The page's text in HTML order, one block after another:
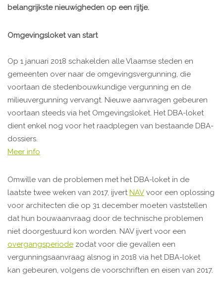
belangrijkste nieuwigheden op een rijtje.
Omgevingsloket van start
Op 1 januari 2018 schakelden alle Vlaamse steden en
gemeenten over naar de omgevingsvergunning, die
voortaan de stedenbouwkundige vergunning en de
milieuvergunning vervangt. Nieuwe aanvragen gebeuren
voortaan steeds via het Omgevingsloket. Het DBA-loket
dient enkel nog voor het raadplegen van bestaande DBA-
dossiers.
Meer info
Omwille van de problemen met het DBA-loket in de
laatste twee weken van 2017, ijvert NAV voor een oplossing
voor architecten die op 31 december moeten vaststellen
dat hun bouwaanvraag door de technische problemen
niet doorgestuurd kon worden. NAV ijvert voor een
overgangsperiode zodat voor die gevallen een
vergunningsaanvraag alsnog in 2018 via het DBA-loket
kan gebeuren, volgens de voorschriften en eisen van 2017.